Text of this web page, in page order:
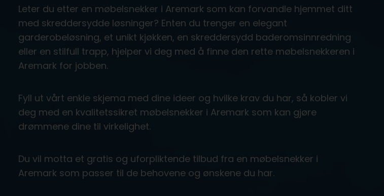
Leter du etter en møbelsnekker i Aremark som kan forvandle hjemmet ditt
med skreddersydde løsninger? Enten du trenger en elegant
garderobeløsning, et unikt kjøkken, en skreddersydd baderomsinnredning
eller en stilfull trapp, hjelper vi deg med å finne den rette møbelsnekkeren i
Aremark for jobben.
Fyll ut vårt enkle skjema med dine ideer og hvilke krav du har, så kobler vi
deg med en kvalitetssikret møbelsnekker i Aremark som kan gjøre
drømmene dine til virkelighet.
Du vil motta et gratis og uforpliktende tilbud fra en møbelsnekker i
Aremark som passer til de behovene og ønskene du har.